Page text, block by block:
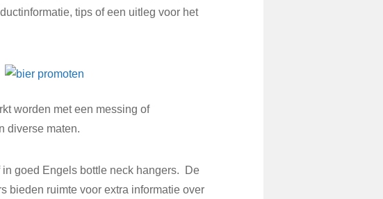
tips of een uitleg voor het
worden met een messing of
diverse maten.
goed Engels bottle neck hangers. De
bieden ruimte voor extra informatie over